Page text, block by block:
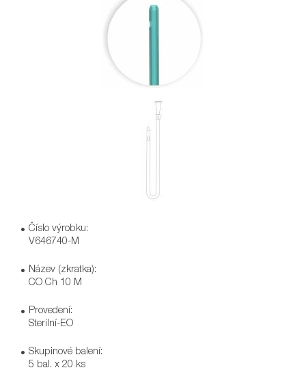
Číslo výrobku:
V646740-M
Název (zkratka):
CO Ch 10 M
Provedení:
Sterilní-EO
Skupinové balení:
5 bal. x 20 ks